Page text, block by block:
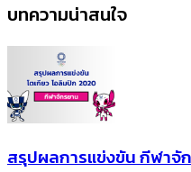
บทความน่าสนใจ
สรุปผลการแข่งขัน กีฬาจั